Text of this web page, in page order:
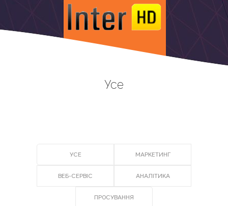
Усе
УСЕ МАРКЕТИНГ
ВЕБ-СЕРВІС АНАЛІТИКА
ПРОСУВАННЯ